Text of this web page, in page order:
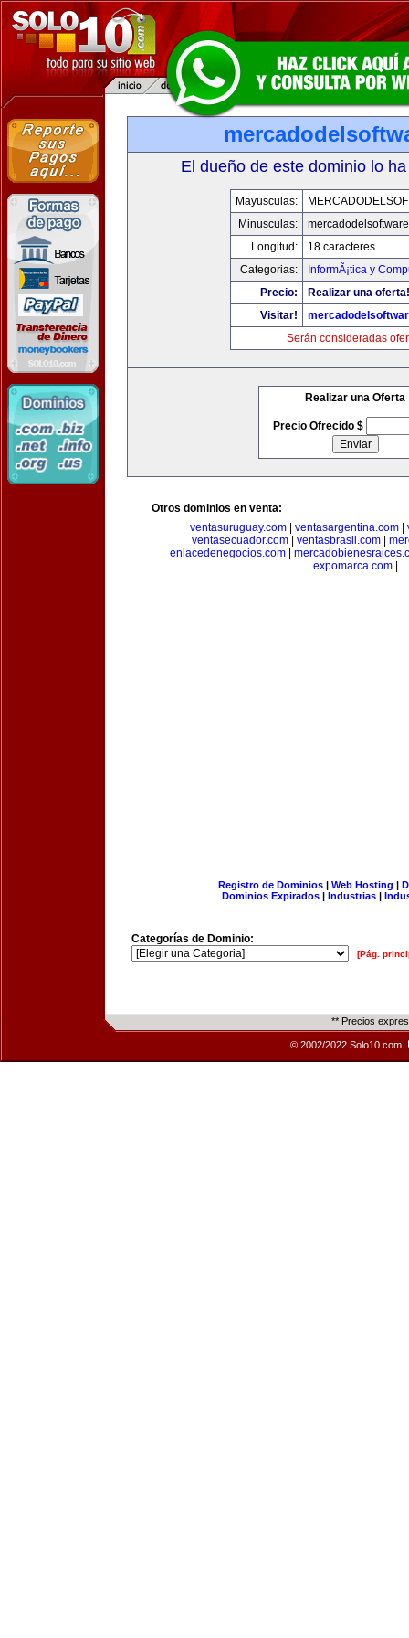
El dueño de este dominio lo
Mayusculas:
Minusculas:
Longitud:
18 caracteres
Categorias:
InformÃ¡tica y
Precio:
Realizar una oferta!
Visitar!
Serán consideradas
Realizar una Oferta
Precio Ofrecido $
Otros dominios en venta:
ventasuruguay.com| ventasargentina.com|
ventasecuador.com| ventasbrasil.com|
enlacedenegocios.com|
expomarca.com|
Registro de Dominios| Web Hosting |
Dominios Expirados | Industrias |
Categorías de Dominio:
[Pág.
** Precios
© 2002/2022 Solo10.com